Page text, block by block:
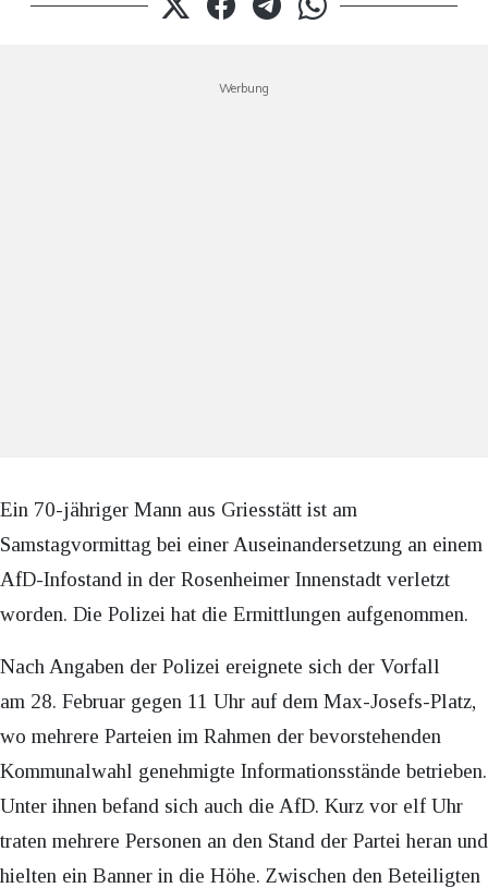
Werbung
Ein 70-jähriger Mann aus Griesstätt ist am
Samstagvormittag bei einer Auseinandersetzung an einem
AfD-Infostand in der Rosenheimer Innenstadt verletzt
worden. Die Polizei hat die Ermittlungen aufgenommen.
Nach Angaben der Polizei ereignete sich der Vorfall
am 28. Februar gegen 11 Uhr auf dem Max-Josefs-Platz,
wo mehrere Parteien im Rahmen der bevorstehenden
Kommunalwahl genehmigte Informationsstände betrieben.
Unter ihnen befand sich auch die AfD. Kurz vor elf Uhr
traten mehrere Personen an den Stand der Partei heran und
hielten ein Banner in die Höhe. Zwischen den Beteiligten